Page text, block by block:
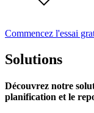
Commencez l'essai
Solutions
Découvrez notre
planification et le